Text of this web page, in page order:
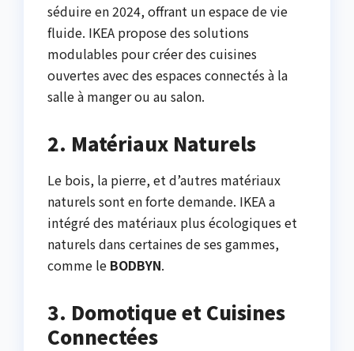
séduire en 2024, offrant un espace de vie
fluide. IKEA propose des solutions
modulables pour créer des cuisines
ouvertes avec des espaces connectés à la
salle à manger ou au salon.
2. Matériaux Naturels
Le bois, la pierre, et d’autres matériaux
naturels sont en forte demande. IKEA a
intégré des matériaux plus écologiques et
naturels dans certaines de ses gammes,
comme le BODBYN.
3. Domotique et Cuisines
Connectées